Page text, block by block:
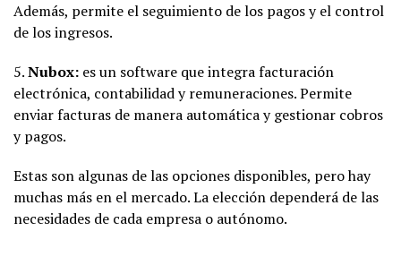
Además, permite el seguimiento de los pagos y el control
de los ingresos.
5.Nubox: es un software que integra facturación
electrónica, contabilidad y remuneraciones. Permite
enviar facturas de manera automática y gestionar cobros
y pagos.
Estas son algunas de las opciones disponibles, pero hay
muchas más en el mercado. La elección dependerá de las
necesidades de cada empresa o autónomo.